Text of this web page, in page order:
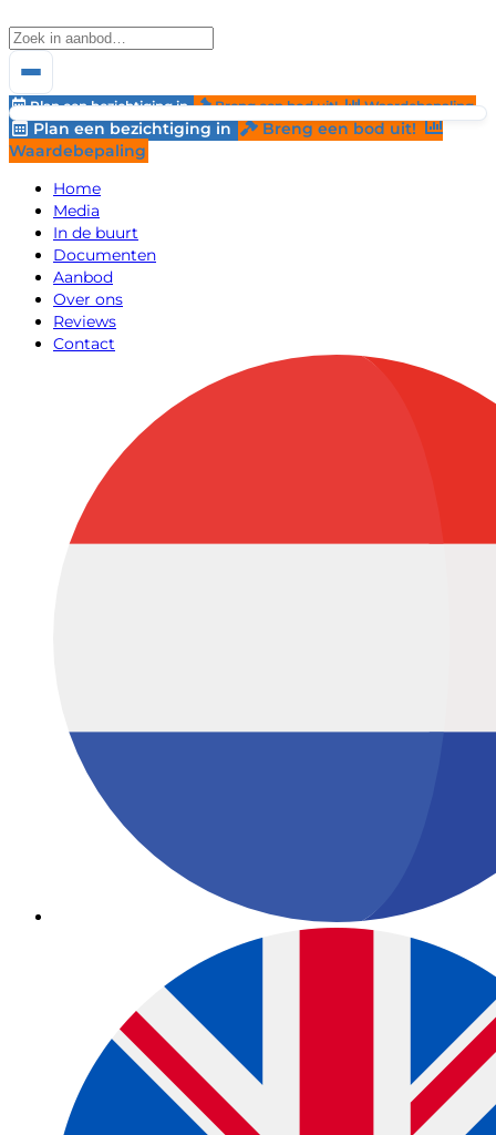
Plan een bezichtiging in Breng een bod uit! Waardebepaling
Plan een bezichtiging in
Breng een bod uit!
Waardebepaling
Home
Media
In de buurt
Documenten
Aanbod
Over ons
Reviews
Contact